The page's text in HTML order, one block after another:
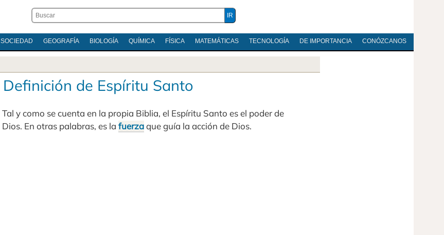
SOCIEDAD GEOGRAFÍA BIOLOGÍA QUÍMICA FÍSICA MATEMÁTICAS TECNOLOGÍA DE IMPORTANCIA CONÓZCANOS
Definición de Espíritu Santo
Tal y como se cuenta en la propia Biblia, el Espíritu Santo es el poder de
Dios. En otras palabras, es la fuerzaque guía la acción de Dios.